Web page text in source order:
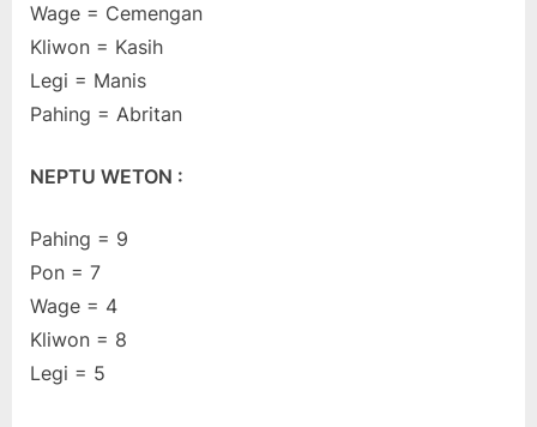
Wage = Cemengan
Kliwon = Kasih
Legi = Manis
Pahing = Abritan
NEPTU WETON :
Pahing = 9
Pon = 7
Wage = 4
Kliwon = 8
Legi = 5